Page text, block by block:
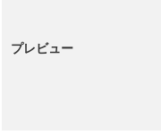
プレビュー